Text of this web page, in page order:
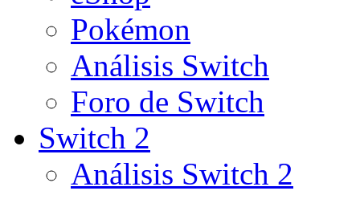
Pokémon
Análisis Switch
Foro de Switch
Switch 2
Análisis Switch 2